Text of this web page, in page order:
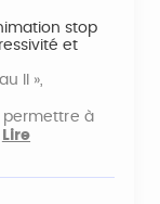
stop
et
II »,
permettre à
Lire